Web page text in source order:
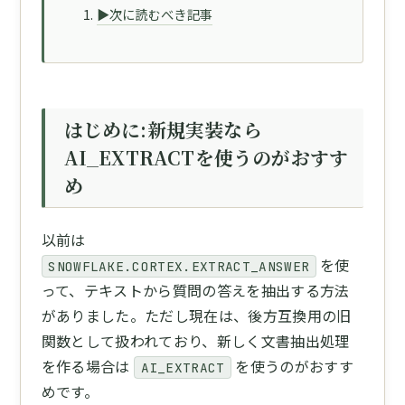
▶次に読むべき記事
はじめに:新規実装なら
AI_EXTRACTを使うのがおすす
め
以前は
SNOWFLAKE.CORTEX.EXTRACT_ANSWER
を使
って、テキストから質問の答えを抽出する方法
がありました。ただし現在は、後方互換用の旧
関数として扱われており、新しく文書抽出処理
を作る場合は
AI_EXTRACT
を使うのがおすす
めです。